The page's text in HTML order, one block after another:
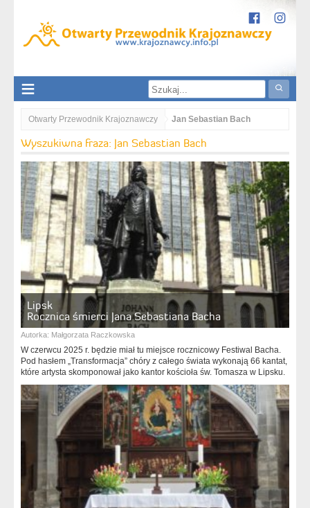
Otwarty Przewodnik Krajoznawczy Jan Sebastian Bach
Wyszukiwna fraza: Jan Sebastian Bach
Lipsk
Rocznica śmierci Jana Sebastiana Bacha
Autorka: Małgorzata Raczkowska
W czerwcu 2025 r. będzie miał tu miejsce rocznicowy Festiwal Bacha.
Pod hasłem „Transformacja” chóry z całego świata wykonają 66 kantat,
które artysta skomponował jako kantor kościoła św. Tomasza w Lipsku.